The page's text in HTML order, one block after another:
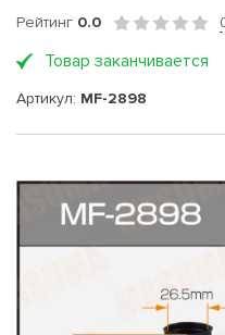
Рейтинг 0.0
Товар заканчивается
Артикул: MF-2898